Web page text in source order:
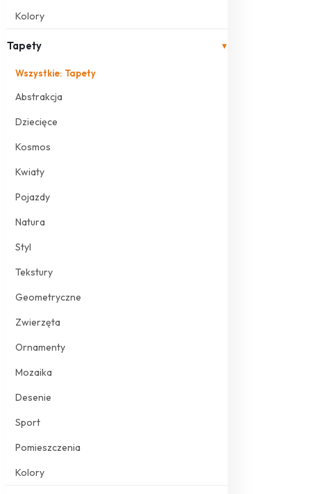
Kolory
Tapety ▾
Wszystkie: Tapety
Abstrakcja
Dziecięce
Kosmos
Kwiaty
Pojazdy
Natura
Styl
Tekstury
Geometryczne
Zwierzęta
Ornamenty
Mozaika
Desenie
Sport
Pomieszczenia
Kolory